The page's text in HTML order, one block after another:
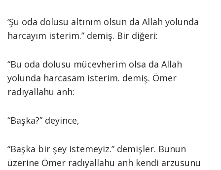
‘Şu oda dolusu altınım olsun da Allah yolunda
harcayım isterim.” demiş. Bir diğeri:
“Bu oda dolusu mücevherim olsa da Allah
yolunda harcasam isterim. demiş. Ömer
radıyallahu anh:
“Başka?” deyince,
“Başka bir şey istemeyiz.” demişler. Bunun
üzerine Ömer radıyallahu anh kendi arzusunu